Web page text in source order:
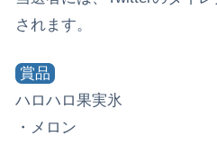
されます。
賞品
ハロハロ果実氷
・メロン